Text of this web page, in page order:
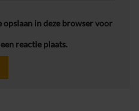
opslaan in deze browser voor
reactie plaats.